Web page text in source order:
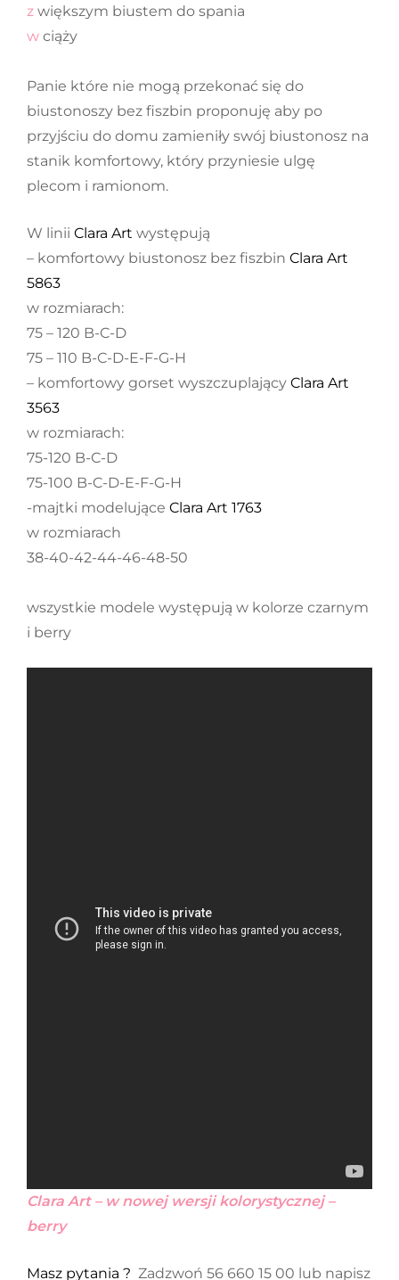
z większym biustem do spania
w ciąży
Panie które nie mogą przekonać się do
biustonoszy bez fiszbin proponuję aby po
przyjściu do domu zamieniły swój biustonosz na
stanik komfortowy, który przyniesie ulgę
plecom i ramionom.
W linii Clara Art występują
– komfortowy biustonosz bez fiszbin Clara Art
5863
w rozmiarach:
75 – 120 B-C-D
75 – 110 B-C-D-E-F-G-H
– komfortowy gorset wyszczuplający Clara Art
3563
w rozmiarach:
75-120 B-C-D
75-100 B-C-D-E-F-G-H
-majtki modelujące Clara Art 1763
w rozmiarach
38-40-42-44-46-48-50
wszystkie modele występują w kolorze czarnym
i berry
Clara Art – w nowej wersji kolorystycznej –
berry
Masz pytania ? Zadzwoń 56 660 15 00 lub napisz